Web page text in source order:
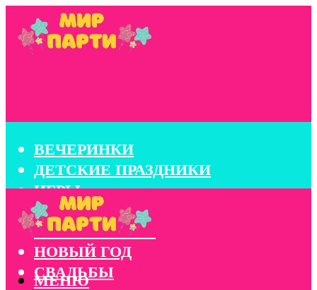
ВЕЧЕРИНКИ
ДЕТСКИЕ ПРАЗДНИКИ
ИГРЫ
КОНКУРСЫ
КОРПОРАТИВЫ
НОВЫЙ ГОД
СВАДЬБЫ
МЕНЮ